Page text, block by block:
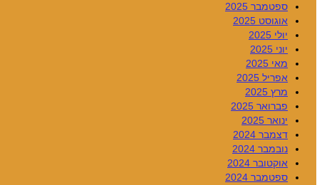
ספטמבר 2025
אוגוסט 2025
יולי 2025
יוני 2025
מאי 2025
אפריל 2025
מרץ 2025
פברואר 2025
ינואר 2025
דצמבר 2024
נובמבר 2024
אוקטובר 2024
ספטמבר 2024